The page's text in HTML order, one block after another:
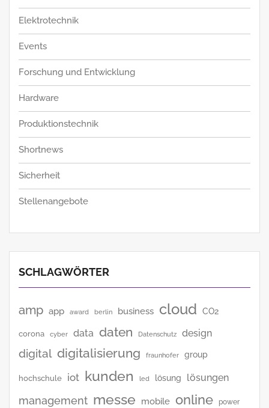
Elektrotechnik
Events
Forschung und Entwicklung
Hardware
Produktionstechnik
Shortnews
Sicherheit
Stellenangebote
SCHLAGWÖRTER
amp app award berlin business cloud CO2
corona cyber data daten Datenschutz design
digital digitalisierung fraunhofer group
hochschule iot kunden led lösung lösungen
management messe mobile online power